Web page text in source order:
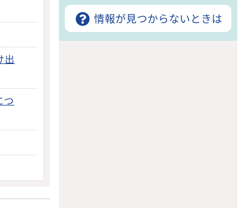
出
つ
情報が見つからないときは